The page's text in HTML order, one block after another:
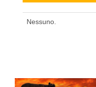
Nessuno.